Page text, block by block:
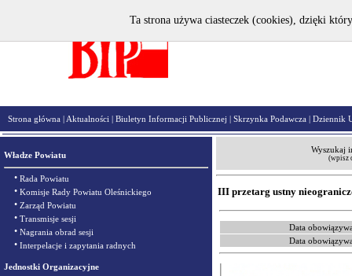
Strona główna | Aktualności | Biuletyn Informacji Publicznej | Skrzynka Podawcza | Dziennik
Władze Powiatu
• Rada Powiatu
• Komisje Rady Powiatu Oleśnickiego
• Zarząd Powiatu
• Transmisje sesji
• Nagrania obrad sesji
• Interpelacje i zapytania radnych
Jednostki Organizacyjne
Wyszukaj
(wpisz
III przetarg ustny
Data
Data
Ta strona używa ciasteczek (cookies), dzięki